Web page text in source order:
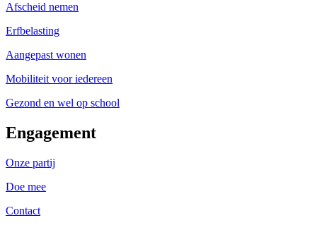
Afscheid nemen
Erfbelasting
Aangepast wonen
Mobiliteit voor iedereen
Gezond en wel op school
Engagement
Onze partij
Doe mee
Contact